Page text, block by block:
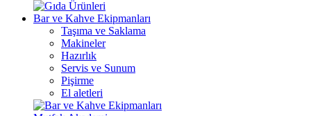
Bar ve Kahve Ekipmanları
Taşıma ve Saklama
Makineler
Hazırlık
Servis ve Sunum
Pişirme
El aletleri